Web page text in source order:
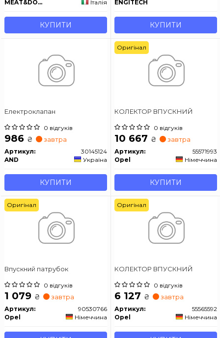
MEAT&DORIA Італія
КУПИТИ
ENGITECH
КУПИТИ
Електроклапан
0 відгуків
986 ₴ завтра
Артикул:
30145124
AND
Україна
КУПИТИ
КОЛЕКТОР ВПУСКНИЙ
0 відгуків
10 667 ₴ завтра
Артикул:
55571993
Opel
Німеччина
КУПИТИ
Оригінал
Впускний патрубок
0 відгуків
1 079 ₴ завтра
Артикул:
90530766
Opel
Німеччина
Оригінал
КОЛЕКТОР ВПУСКНИЙ
0 відгуків
6 127 ₴ завтра
Артикул:
55565592
Opel
Німеччина
Оригінал